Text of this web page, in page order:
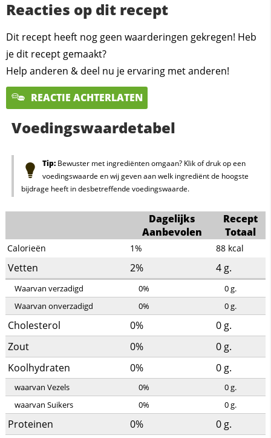
Reacties op dit recept
Dit recept heeft nog geen waarderingen gekregen! Heb
je dit recept gemaakt?
Help anderen & deel nu je ervaring met anderen!
REACTIE ACHTERLATEN
Voedingswaardetabel
Tip:Bewuster met ingrediënten omgaan? Klik of druk op een
voedingswaarde en wij geven aan welk ingrediënt de hoogste
bijdrage heeft in desbetreffende voedingswaarde.
Dagelijks
Aanbevolen
Recept
Totaal
Calorieën 1% 88 kcal
Vetten 2% 4g.
Waarvan verzadigd 0% 0g.
Waarvan onverzadigd
0% 0g.
Cholesterol 0% 0g.
Zout
0% 0g.
Koolhydraten
0% 0g.
waarvan Vezels 0% 0g.
waarvan Suikers
0% 0g.
Proteinen 0% 0g.